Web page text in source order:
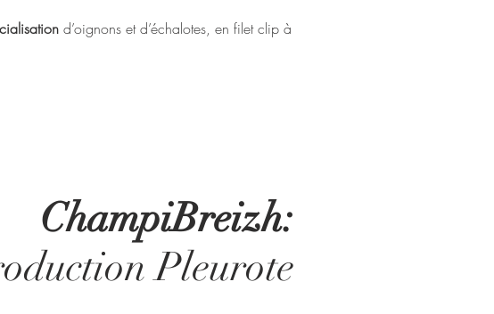
d’oignons et d’échalotes, en filet clip à
ChampiBreizh:
Pleurote